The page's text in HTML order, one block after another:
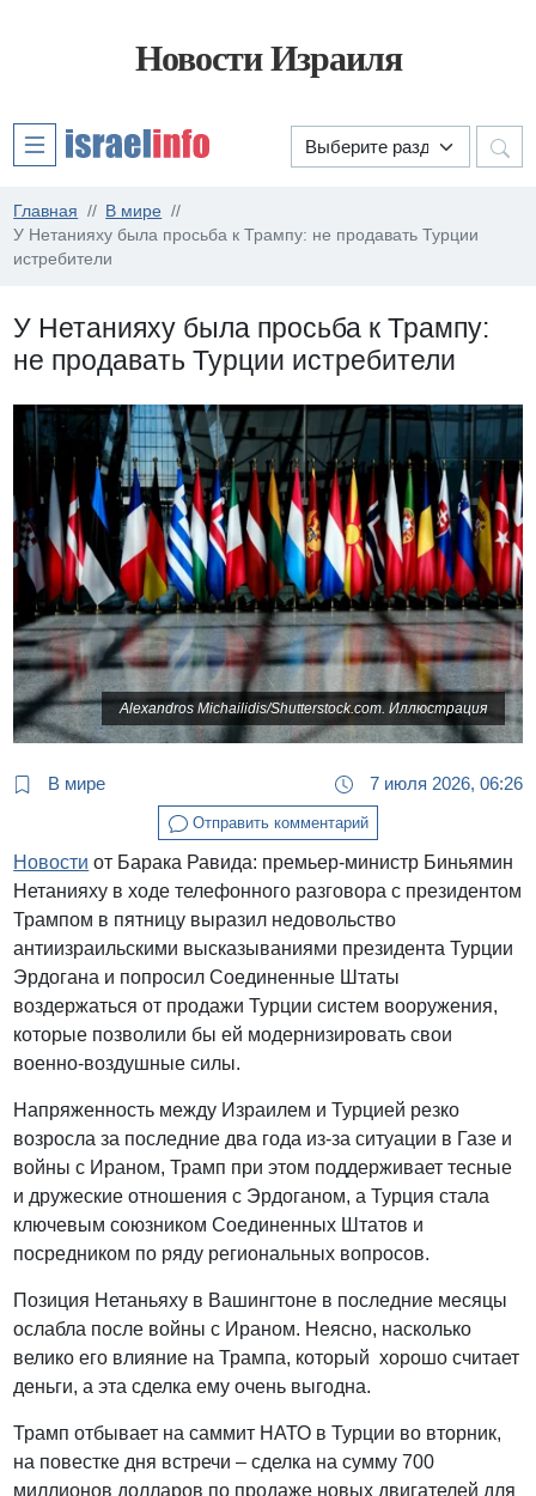
Новости Израиля
Главная
В мире
У Нетанияху была просьба к Трампу: не продавать Турции
истребители
У Нетанияху была просьба к Трампу:
не продавать Турции истребители
Alexandros Michailidis/Shutterstock.com. Иллюстрация
В мире 7 июля 2026, 06:26
Отправить комментарий
Новости от Барака Равида: премьер-министр Биньямин
Нетанияху в ходе телефонного разговора с президентом
Трампом в пятницу выразил недовольство
антиизраильскими высказываниями президента Турции
Эрдогана и попросил Соединенные Штаты
воздержаться от продажи Турции систем вооружения,
которые позволили бы ей модернизировать свои
военно-воздушные силы.
Напряженность между Израилем и Турцией резко
возросла за последние два года из-за ситуации в Газе и
войны с Ираном, Трамп при этом поддерживает тесные
и дружеские отношения с Эрдоганом, а Турция стала
ключевым союзником Соединенных Штатов и
посредником по ряду региональных вопросов.
Позиция Нетаньяху в Вашингтоне в последние месяцы
ослабла после войны с Ираном. Неясно, насколько
велико его влияние на Трампа, который хорошо считает
деньги, а эта сделка ему очень выгодна.
Трамп отбывает на саммит НАТО в Турции во вторник,
на повестке дня встречи – сделка на сумму 700
миллионов долларов по продаже новых двигателей для